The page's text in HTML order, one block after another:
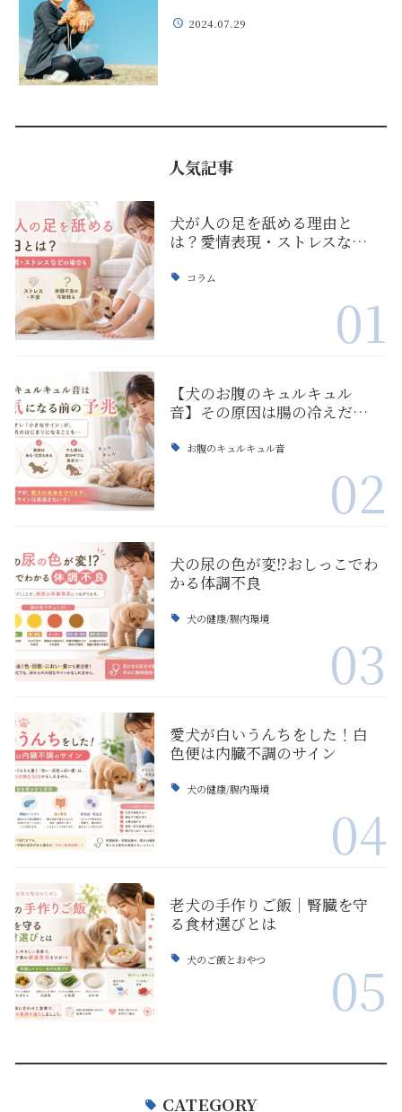
2024.07.29
人気記事
犬が人の足を舐める理由と
は？愛情表現・ストレスな…
コラム
01
【犬のお腹のキュルキュル
音】その原因は腸の冷えだ…
お腹のキュルキュル音
02
犬の尿の色が変⁉おしっこでわ
かる体調不良
犬の健康/腸内環境
03
愛犬が白いうんちをした！白
色便は内臓不調のサイン
犬の健康/腸内環境
04
老犬の手作りご飯｜腎臓を守
る食材選びとは
犬のご飯とおやつ 05
CATEGORY